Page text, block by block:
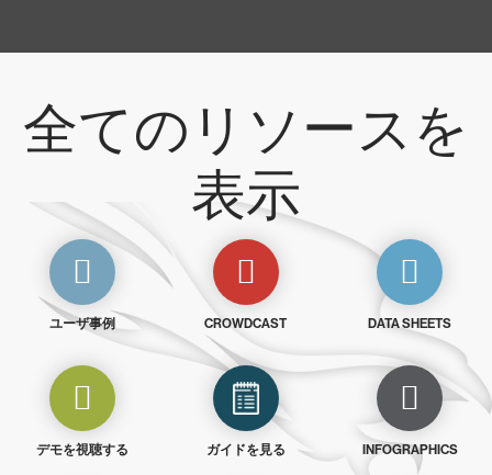
全てのリソースを
表示
ユーザ事例 CROWDCAST DATA SHEETS
デモを視聴する ガイドを見る INFOGRAPHICS